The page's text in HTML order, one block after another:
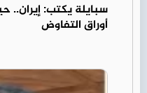
سبايلة يكتب: إيران..
أوراق التفاوض